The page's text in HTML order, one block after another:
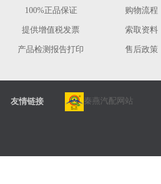
100%正品保证
提供增值税发票
产品检测报告打印
购物流程
索取资料
售后政策
友情链接 秦燕汽配网站